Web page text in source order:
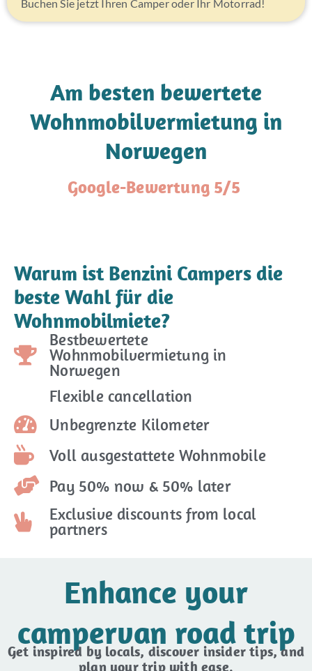
Buchen Sie jetzt Ihren Camper oder Ihr Motorrad!
Am besten bewertete
Wohnmobilvermietung in
Norwegen
Google-Bewertung 5/5
Warum ist Benzini Campers die
beste Wahl für die
Wohnmobilmiete?
Bestbewertete
Wohnmobilvermietung in
Norwegen
Flexible cancellation
Unbegrenzte Kilometer
Voll ausgestattete Wohnmobile
Pay 50% now & 50% later
Exclusive discounts from local
partners
Enhance your
campervan road trip
Get inspired by locals, discover insider tips, and
plan your trip with ease.